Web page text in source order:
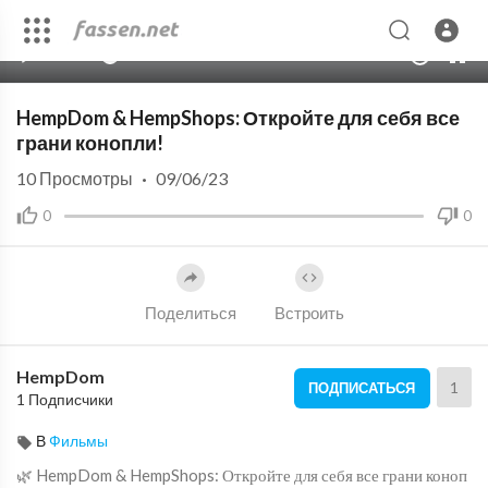
HempDom & HempShops: Откройте для себя все
грани конопли!
0 0
10 Просмотры · 09/06/23
Поделиться Встроить
HempDom
1 Подписчики
ПОДПИСАТЬСЯ 1
ВФильмы
🌿 HempDom & HempShops: Откройте для себя все грани коноп